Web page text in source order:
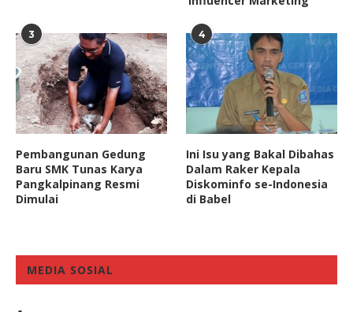
3
Pembangunan Gedung
Baru SMK Tunas Karya
Pangkalpinang Resmi
Dimulai
4
Ini Isu yang Bakal Dibahas
Dalam Raker Kepala
Diskominfo se-Indonesia
di Babel
MEDIA SOSIAL